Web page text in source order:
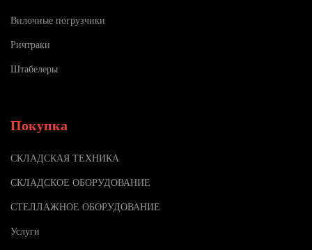
Вилочные погрузчики
Ричтраки
Штабелеры
Покупка
СКЛАДСКАЯ ТЕХНИКА
СКЛАДСКОЕ ОБОРУДОВАНИЕ
СТЕЛЛАЖНОЕ ОБОРУДОВАНИЕ
Услуги